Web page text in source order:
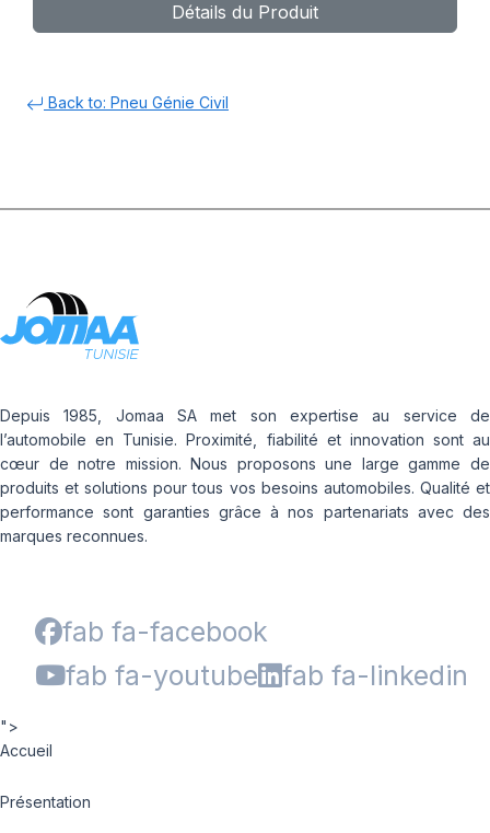
Détails du Produit
Back to: Pneu Génie Civil
Depuis 1985, Jomaa SA met son expertise au service de
l’automobile en Tunisie. Proximité, fiabilité et innovation sont au
cœur de notre mission. Nous proposons une large gamme de
produits et solutions pour tous vos besoins automobiles. Qualité et
performance sont garanties grâce à nos partenariats avec des
marques reconnues.
fab fa-facebook
fab fa-youtube
fab fa-linkedin
">
Accueil
Présentation